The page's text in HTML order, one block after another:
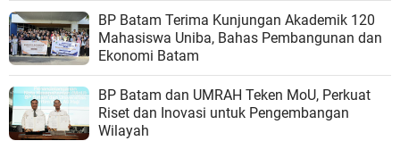
BP Batam Terima Kunjungan Akademik 120
Mahasiswa Uniba, Bahas Pembangunan dan
Ekonomi Batam
BP Batam dan UMRAH Teken MoU, Perkuat
Riset dan Inovasi untuk Pengembangan
Wilayah